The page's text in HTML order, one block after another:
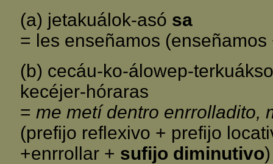
(a) jetakuálok-asó sa
= les enseñamos
(b) cecáu-ko-álowep-terkuákso
kecéjer-hóraras
= me metí dentro enrrolladito,
(prefijo reflexivo + prefijo
+enrrollar + sufijo diminutivo)